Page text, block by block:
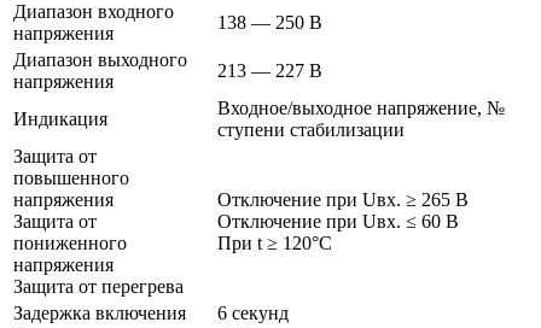
Диапазон входного
напряжения
138 — 250 В
Диапазон выходного
напряжения
213 — 227 В
Индикация
Входное/выходное напряжение, №
ступени стабилизации
Защита от
повышенного
напряжения
Защита от
пониженного
напряжения
Защита от перегрева
Отключение при Uвх. ≥ 265 В
Отключение при Uвх. ≤ 60 В
При t ≥ 120°С
Задержка включения
6 секунд